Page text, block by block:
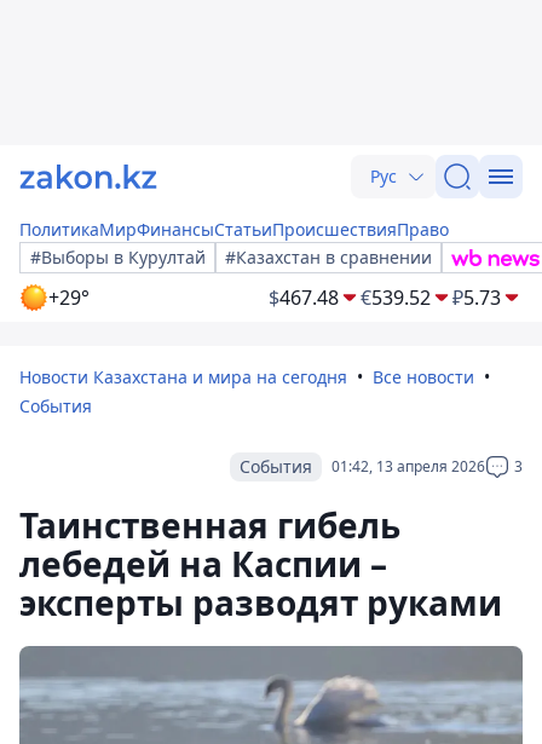
Рус
ПолитикаМирФинансыСтатьиПроисшествияПраво
#Выборы в Курултай
#Казахстан в сравнении
+29° $467.48 €539.52 ₽5.73
Новости Казахстана и мира на сегодня
Все новости
События
01:42, 13 апреля 2026 3
События
Таинственная гибель
лебедей на Каспии –
эксперты разводят руками